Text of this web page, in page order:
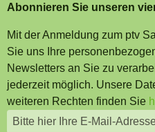
Abonnieren Sie unseren
Mit der Anmeldung zum ptv
Sie uns Ihre
Newsletters an Sie zu
jederzeit möglich. Unsere
weiteren Rechten finden Sie